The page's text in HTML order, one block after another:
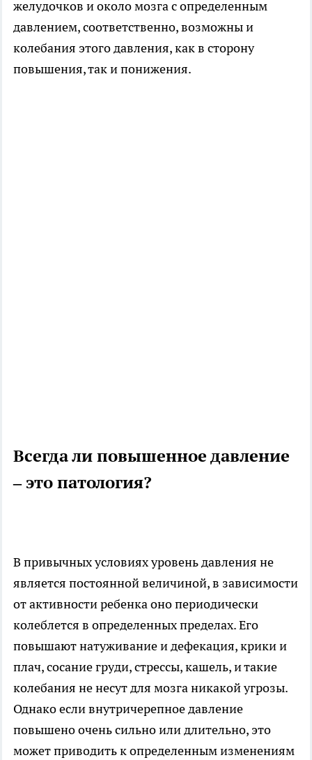
желудочков и около мозга с определенным
давлением, соответственно, возможны и
колебания этого давления, как в сторону
повышения, так и понижения.
Всегда ли повышенное давление
– это патология?
В привычных условиях уровень давления не
является постоянной величиной, в зависимости
от активности ребенка оно периодически
колеблется в определенных пределах. Его
повышают натуживание и дефекация, крики и
плач, сосание груди, стрессы, кашель, и такие
колебания не несут для мозга никакой угрозы.
Однако если внутричерепное давление
повышено очень сильно или длительно, это
может приводить к определенным изменениям